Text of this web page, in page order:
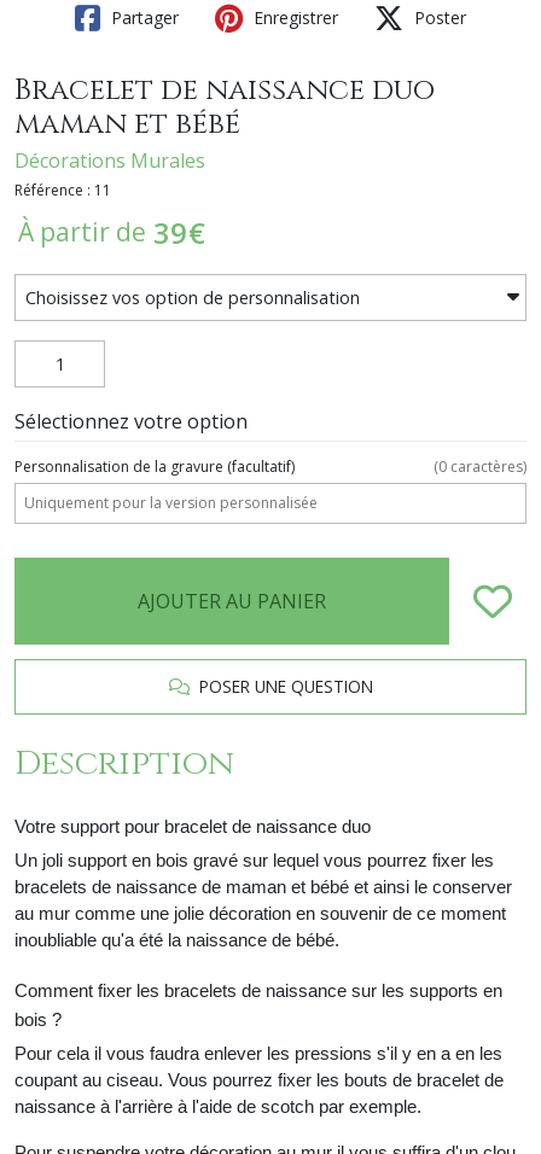
Partager Enregistrer Poster
Bracelet de naissance duo
maman et bébé
Décorations Murales
Référence : 11
À partir de 39€
Sélectionnez votre option
Personnalisation de la gravure (facultatif) (0 caractères)
AJOUTER AU PANIER
POSER UNE QUESTION
Description
Votre support pour bracelet de naissance duo
Un joli support en bois gravé sur lequel vous pourrez fixer les
bracelets de naissance de maman et bébé et ainsi le conserver
au mur comme une jolie décoration en souvenir de ce moment
inoubliable qu'a été la naissance de bébé.
Comment fixer les bracelets de naissance sur les supports en
bois ?
Pour cela il vous faudra enlever les pressions s'il y en a en les
coupant au ciseau. Vous pourrez fixer les bouts de bracelet de
naissance à l'arrière à l'aide de scotch par exemple.